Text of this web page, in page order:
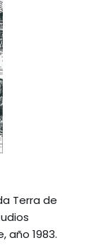
Terra de
año 1983.